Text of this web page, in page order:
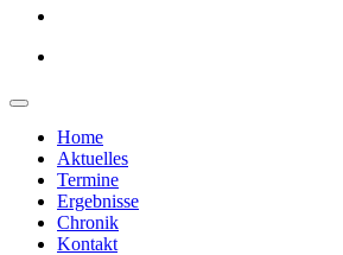
Home
Aktuelles
Termine
Ergebnisse
Chronik
Kontakt